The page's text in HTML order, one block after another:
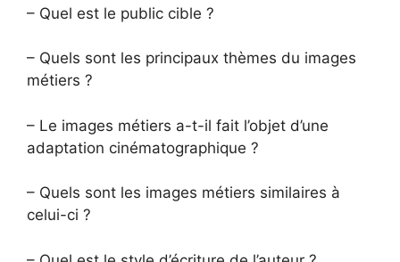
– Quel est le public cible ?
– Quels sont les principaux thèmes du images
métiers ?
– Le images métiers a-t-il fait l’objet d’une
adaptation cinématographique ?
– Quels sont les images métiers similaires à
celui-ci ?